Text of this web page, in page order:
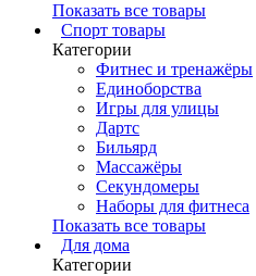
Показать все товары
Cпорт товары
Категории
Фитнес и тренажёры
Единоборства
Игры для улицы
Дартс
Бильярд
Массажёры
Секундомеры
Наборы для фитнеса
Показать все товары
Для дома
Категории